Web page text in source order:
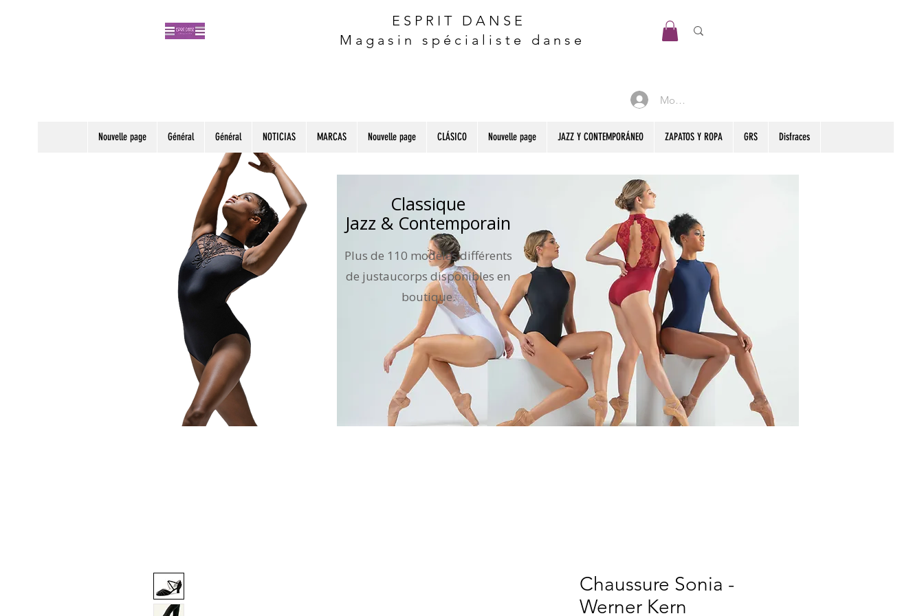
ESPRIT DANSE
Magasin spécialiste danse
Mon compte
Nouvelle page Général Général NOTICIAS MARCAS Nouvelle page CLÁSICO Nouvelle page JAZZ Y CONTEMPORÁNEO ZAPATOS Y ROPA GRS Disfraces
Classique
Jazz & Contemporain
Plus de 110 modèles différents
de justaucorps disponibles en
boutique.
Chaussure Sonia -
Werner Kern